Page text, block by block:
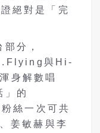
絕對是「完
分，
與Hi-
身解數唱
」的
絲一次可共
姜敏赫與李